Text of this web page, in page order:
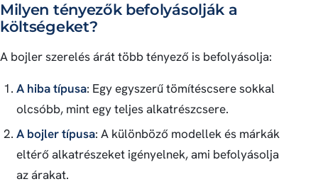
Milyen tényezők befolyásolják a
költségeket?
A bojler szerelés árát több tényező is befolyásolja:
A hiba típusa: Egy egyszerű tömítéscsere sokkal
olcsóbb, mint egy teljes alkatrészcsere.
A bojler típusa: A különböző modellek és márkák
eltérő alkatrészeket igényelnek, ami befolyásolja
az árakat.